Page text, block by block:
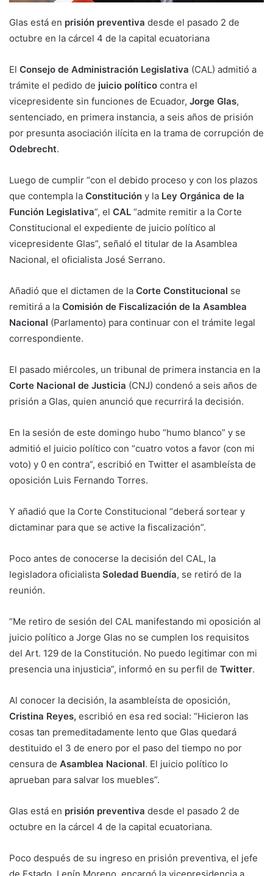
Glas está en prisión preventiva desde el pasado 2 de
octubre en la cárcel 4 de la capital ecuatoriana
El Consejo de Administración Legislativa (CAL) admitió a
trámite el pedido de juicio político contra el
vicepresidente sin funciones de Ecuador, Jorge Glas,
sentenciado, en primera instancia, a seis años de prisión
por presunta asociación ilícita en la trama de corrupción de
Odebrecht.
Luego de cumplir “con el debido proceso y con los plazos
que contempla la Constitución y la Ley Orgánica de la
Función Legislativa”, el CAL “admite remitir a la Corte
Constitucional el expediente de juicio político al
vicepresidente Glas”, señaló el titular de la Asamblea
Nacional, el oficialista José Serrano.
Añadió que el dictamen de la Corte Constitucional se
remitirá a la Comisión de Fiscalización de la Asamblea
Nacional (Parlamento) para continuar con el trámite legal
correspondiente.
El pasado miércoles, un tribunal de primera instancia en la
Corte Nacional de Justicia (CNJ) condenó a seis años de
prisión a Glas, quien anunció que recurrirá la decisión.
En la sesión de este domingo hubo “humo blanco” y se
admitió el juicio político con “cuatro votos a favor (con mi
voto) y 0 en contra”, escribió en Twitter el asambleísta de
oposición Luis Fernando Torres.
Y añadió que la Corte Constitucional “deberá sortear y
dictaminar para que se active la fiscalización”.
Poco antes de conocerse la decisión del CAL, la
legisladora oficialista Soledad Buendía, se retiró de la
reunión.
“Me retiro de sesión del CAL manifestando mi oposición al
juicio político a Jorge Glas no se cumplen los requisitos
del Art. 129 de la Constitución. No puedo legitimar con mi
presencia una injusticia”, informó en su perfil de Twitter.
Al conocer la decisión, la asambleísta de oposición,
Cristina Reyes, escribió en esa red social: “Hicieron las
cosas tan premeditadamente lento que Glas quedará
destituido el 3 de enero por el paso del tiempo no por
censura de Asamblea Nacional. El juicio político lo
aprueban para salvar los muebles”.
Glas está en prisión preventiva desde el pasado 2 de
octubre en la cárcel 4 de la capital ecuatoriana.
Poco después de su ingreso en prisión preventiva, el jefe
de Estado, Lenín Moreno, encargó la vicepresidencia a